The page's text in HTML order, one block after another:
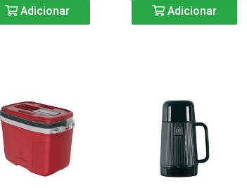
Adicionar Adicionar